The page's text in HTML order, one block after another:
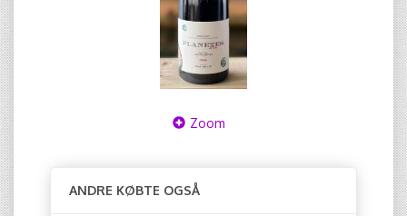
Zoom
ANDRE KØBTE OGSÅ